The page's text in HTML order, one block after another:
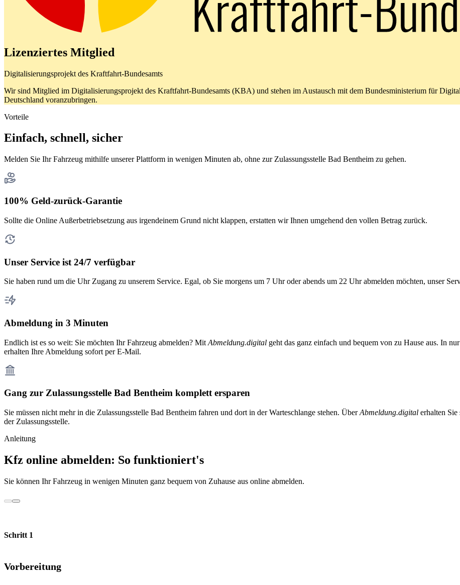
Lizenziertes Mitglied
Digitalisierungsprojekt des Kraftfahrt-Bundesamts
Wir sind Mitglied im Digitalisierungsprojekt des Kraftfahrt-Bundesamts (KBA) und stehen im Austausch mit dem Bundesministerium für
Deutschland voranzubringen.
Vorteile
Einfach, schnell, sicher
Melden Sie Ihr Fahrzeug mithilfe unserer Plattform in wenigen Minuten ab, ohne zur Zulassungsstelle Bad Bentheim zu gehen.
100% Geld-zurück-Garantie
Sollte die Online Außerbetriebsetzung aus irgendeinem Grund nicht klappen, erstatten wir Ihnen umgehend den vollen Betrag zurück.
Unser Service ist 24/7 verfügbar
Sie haben rund um die Uhr Zugang zu unserem Service. Egal, ob Sie morgens um 7 Uhr oder abends um 22 Uhr abmelden möchten, unser
Abmeldung in 3 Minuten
Endlich ist es so weit: Sie möchten Ihr Fahrzeug abmelden? Mit Abmeldung.digital geht das ganz einfach und bequem von zu Hause aus. In
erhalten Ihre Abmeldung sofort per E-Mail.
Gang zur Zulassungsstelle Bad Bentheim komplett ersparen
Sie müssen nicht mehr in die Zulassungsstelle Bad Bentheim fahren und dort in der Warteschlange stehen. ÜberAbmeldung.digital erhalten
der Zulassungsstelle.
Anleitung
Kfz online abmelden: So funktioniert's
Sie können Ihr Fahrzeug in wenigen Minuten ganz bequem von Zuhause aus online abmelden.
Schritt 1
Vorbereitung